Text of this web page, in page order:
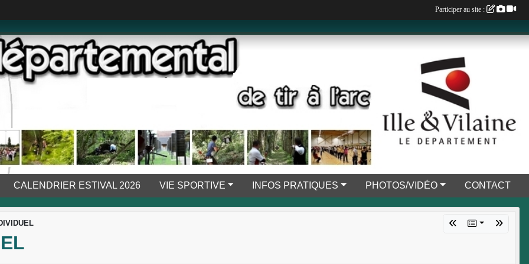
CALENDRIER ESTIVAL 2026 VIE SPORTIVE INFOS PRATIQUES PHOTOS/VIDÉO CONTACT
Participer au site :